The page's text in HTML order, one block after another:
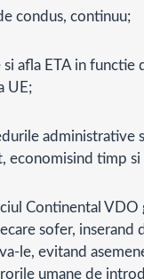
condus, continuu;
si afla ETA in functie
UE;
administrative
economisind timp si
Continental VDO
sofer, inserand
le, evitand
umane de